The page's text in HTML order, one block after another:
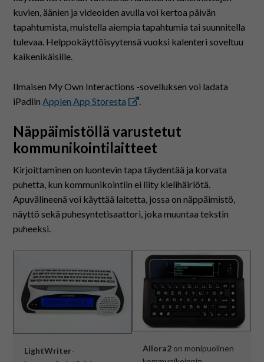
kuvien, äänien ja videoiden avulla voi kertoa päivän
tapahtumista, muistella aiempia tapahtumia tai suunnitella
tulevaa. Helppokäyttöisyytensä vuoksi kalenteri soveltuu
kaikenikäisille.
Ilmaisen My Own Interactions -sovelluksen voi ladata
iPadiin Applen App Storesta
Näppäimistöllä varustetut
kommunikointilaitteet
Kirjoittaminen on luontevin tapa täydentää ja korvata
puhetta, kun kommunikointiin ei liity kielihäiriötä.
Apuvälineenä voi käyttää laitetta, jossa on näppäimistö,
näyttö sekä puhesyntetisaattori, joka muuntaa tekstin
puheeksi.
LightWriter-
Allora2 on monipuolinen